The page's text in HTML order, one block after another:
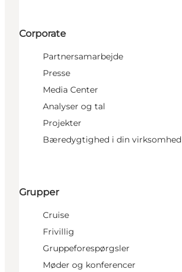
Corporate
Partnersamarbejde
Presse
Media Center
Analyser og tal
Projekter
Bæredygtighed i din virksomhed
Grupper
Cruise
Frivillig
Gruppeforespørgsler
Møder og konferencer